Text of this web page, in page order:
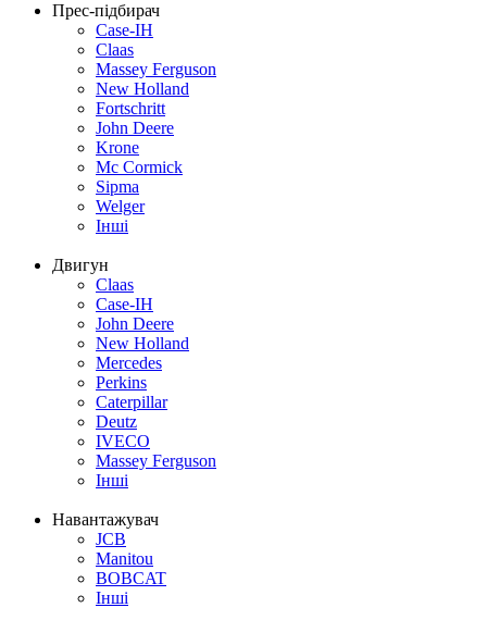
Прес-підбирач
Case-IH
Claas
Massey Ferguson
New Holland
Fortschritt
John Deere
Krone
Mc Cormick
Sipma
Welger
Інші
Двигун
Claas
Case-IH
John Deere
New Holland
Mercedes
Perkins
Caterpillar
Deutz
IVECO
Massey Ferguson
Інші
Навантажувач
JCB
Manitou
BOBCAT
Інші